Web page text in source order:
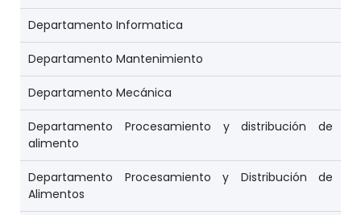
Departamento Informatica
Departamento Mantenimiento
Departamento Mecánica
Departamento Procesamiento y distribución de
alimento
Departamento Procesamiento y Distribución de
Alimentos